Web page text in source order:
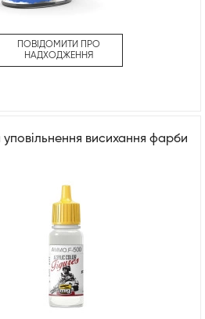
ПОВІДОМИТИ ПРО
НАДХОДЖЕННЯ
уповільнення висихання фарби